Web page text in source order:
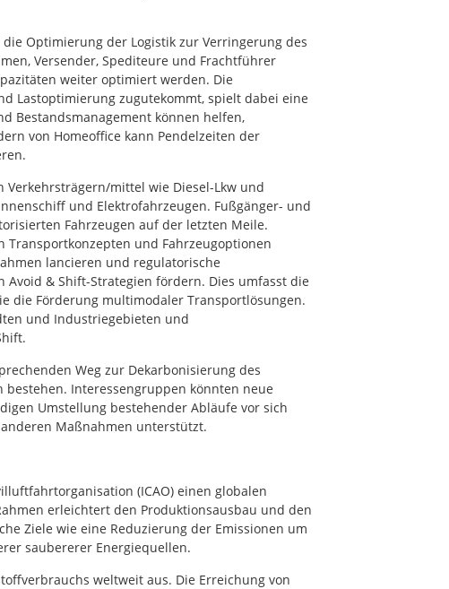
Optimierung der Logistik zur Verringerung des
Versender, Spediteure und Frachtführer
weiter optimiert werden. Die
Lastoptimierung zugutekommt, spielt dabei eine
Bestandsmanagement können helfen,
von Homeoffice kann Pendelzeiten der
mittel wie Diesel-Lkw und
und Elektrofahrzeugen. Fußgänger- und
Fahrzeugen auf der letzten Meile.
und Fahrzeugoptionen
lancieren und regulatorische
& Shift-Strategien fördern. Dies umfasst die
die Förderung multimodaler Transportlösungen.
und Industriegebieten und
Weg zur Dekarbonisierung des
Interessengruppen könnten neue
Umstellung bestehender Abläufe vor sich
Maßnahmen unterstützt.
(ICAO) einen globalen
erleichtert den Produktionsausbau und den
Ziele wie eine Reduzierung der Emissionen um
saubererer Energiequellen.
weltweit aus. Die Erreichung von